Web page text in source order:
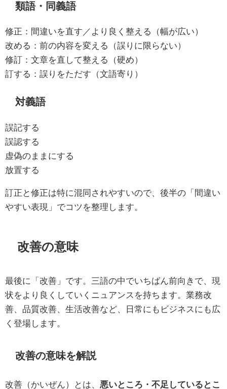
類語・同義語
修正：間違いを直す／より良く整える（幅が広い）
改める：前の内容を変える（誤りに限らない）
修訂：文章を直して整える（硬め）
訂する：誤りをただす（文語寄り）
対義語
誤記する
誤認する
虚偽のままにする
放置する
訂正と修正は特に混同されやすいので、後半の「間違い
やすい表現」でコツを整理します。
改善の意味
最後に「改善」です。三語の中でいちばん前向きで、現
状をより良くしていくニュアンスを持ちます。業務改
善、品質改善、生活改善など、日常にもビジネスにも広
く登場します。
改善の意味を解説
改善（かいぜん）とは、 悪いところ・不足しているとこ